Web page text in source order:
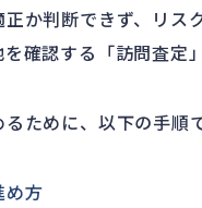
か判断できず、リス
確認する「訪問査定
ために、以下の手順
め方